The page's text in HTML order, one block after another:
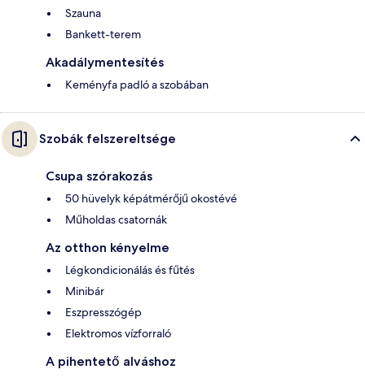
Szauna
Bankett-terem
Akadálymentesítés
Keményfa padló a szobában
Szobák felszereltsége
Csupa szórakozás
50 hüvelyk képátmérőjű okostévé
Műholdas csatornák
Az otthon kényelme
Légkondicionálás és fűtés
Minibár
Eszpresszógép
Elektromos vízforraló
A pihentető alváshoz